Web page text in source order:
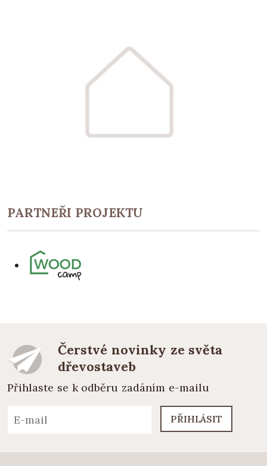
PARTNEŘI PROJEKTU
Čerstvé novinky ze světa
dřevostaveb
Přihlaste se k odběru zadáním e-mailu
PŘIHLÁSIT